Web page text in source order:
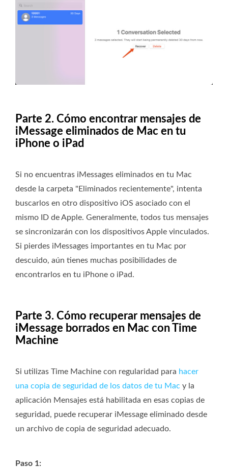
Parte 2. Cómo encontrar mensajes de
iMessage eliminados de Mac en tu
iPhone o iPad
Si no encuentras iMessages eliminados en tu Mac
desde la carpeta "Eliminados recientemente", intenta
buscarlos en otro dispositivo iOS asociado con el
mismo ID de Apple. Generalmente, todos tus mensajes
se sincronizarán con los dispositivos Apple vinculados.
Si pierdes iMessages importantes en tu Mac por
descuido, aún tienes muchas posibilidades de
encontrarlos en tu iPhone o iPad.
Parte 3. Cómo recuperar mensajes de
iMessage borrados en Mac con Time
Machine
Si utilizas Time Machine con regularidad para hacer
una copia de seguridad de los datos de tu Mac y la
aplicación Mensajes está habilitada en esas copias de
seguridad, puede recuperar iMessage eliminado desde
un archivo de copia de seguridad adecuado.
Paso 1: